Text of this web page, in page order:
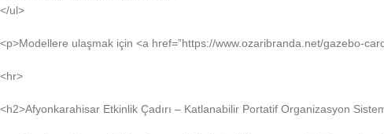
</ul>
<p>Modellere ulaşmak için <a href=”https://www.ozaribranda.net/gazebo-
<hr>
<h2>Afyonkarahisar Etkinlik Çadırı – Katlanabilir Portatif Organizasyon